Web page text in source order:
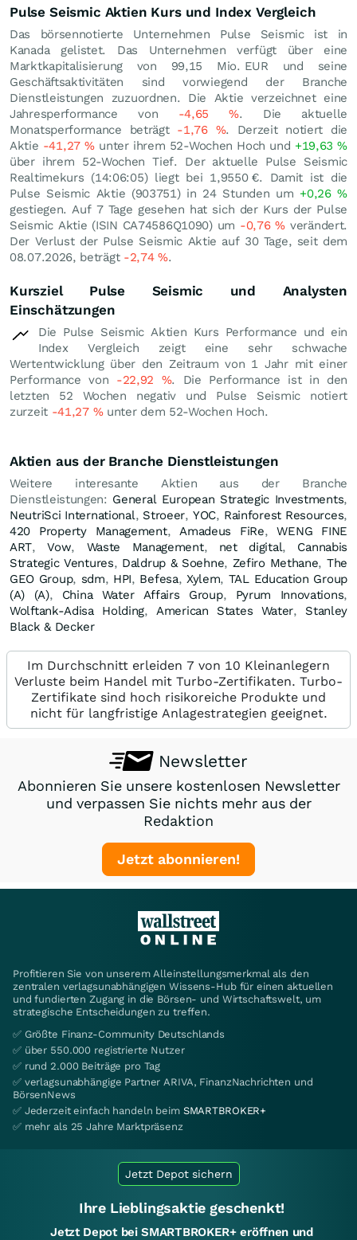
Pulse Seismic Aktien Kurs und Index Vergleich
Das börsennotierte Unternehmen Pulse Seismic ist in
Kanada gelistet. Das Unternehmen verfügt über eine
Marktkapitalisierung von 99,15 Mio. EUR und seine
Geschäftsaktivitäten sind vorwiegend der Branche
Dienstleistungen zuzuordnen. Die Aktie verzeichnet eine
Jahresperformance von -4,65%. Die aktuelle
Monatsperformance beträgt -1,76 %. Derzeit notiert die
Aktie -41,27%unter ihrem 52-Wochen Hoch und +19,63%
über ihrem 52-Wochen Tief. Der aktuelle Pulse Seismic
Realtimekurs (14:06:05) liegt bei 1,9550 €. Damit ist die
Pulse Seismic Aktie (903751) in 24 Stunden um +0,26%
gestiegen. Auf 7 Tage gesehen hat sich der Kurs der Pulse
Seismic Aktie (ISIN CA74586Q1090) um -0,76% verändert.
Der Verlust der Pulse Seismic Aktie auf 30 Tage, seit dem
08.07.2026, beträgt -2,74%.
Kursziel Pulse Seismic und Analysten
Einschätzungen
Die Pulse Seismic Aktien Kurs Performance und ein
Index Vergleich zeigt eine sehr schwache
Wertentwicklung über den Zeitraum von 1 Jahr mit einer
Performance von -22,92 %. Die Performance ist in den
letzten 52 Wochen negativ und Pulse Seismic notiert
zurzeit -41,27 %unter dem 52-Wochen Hoch.
Aktien aus der Branche Dienstleistungen
Weitere interesante Aktien aus der Branche
Dienstleistungen: General European Strategic Investments,
NeutriSci International, Stroeer, YOC, Rainforest Resources,
420 Property Management,Amadeus FiRe,WENG FINE
ART,Vow, Waste Management, net digital, Cannabis
Strategic Ventures, Daldrup & Soehne, Zefiro Methane, The
GEO Group, sdm, HPI, Befesa, Xylem, TAL Education Group
(A) (A), China Water Affairs Group, Pyrum Innovations,
Wolftank-Adisa Holding,American States Water, Stanley
Black & Decker
Im Durchschnitt erleiden 7 von 10 Kleinanlegern
Verluste beim Handel mit Turbo-Zertifikaten. Turbo-
Zertifikate sind hoch risikoreiche Produkte und
nicht für langfristige Anlagestrategien geeignet.
Newsletter
Abonnieren Sie unsere kostenlosen Newsletter
und verpassen Sie nichts mehr aus der
Redaktion
Jetzt abonnieren!
Profitieren Sie von unserem Alleinstellungsmerkmal als den
zentralen verlagsunabhängigen Wissens-Hub für einen aktuellen
und fundierten Zugang in die Börsen- und Wirtschaftswelt, um
strategische Entscheidungen zu treffen.
✅ Größte Finanz-Community Deutschlands
✅ über 550.000 registrierte Nutzer
✅ rund 2.000 Beiträge pro Tag
✅ verlagsunabhängige Partner ARIVA, FinanzNachrichten und
BörsenNews
✅ Jederzeit einfach handeln beim SMARTBROKER+
✅ mehr als 25 Jahre Marktpräsenz
Jetzt Depot sichern
Ihre Lieblingsaktie geschenkt!
Jetzt Depot bei SMARTBROKER+ eröffnen und